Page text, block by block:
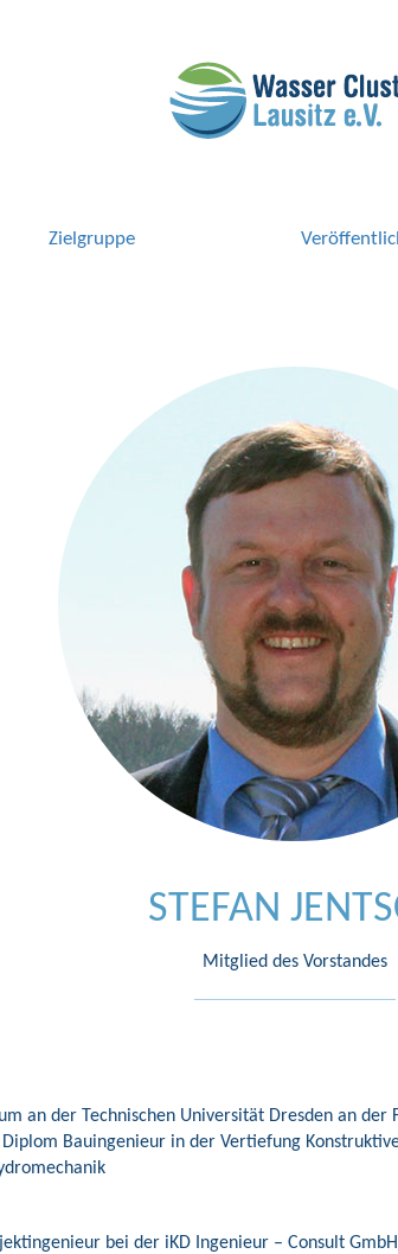
Zielgruppe
STEFAN
Mitglied des Vorstandes
an der Technischen Universität Dresden an der
Diplom Bauingenieur in der Vertiefung
bei der iKD Ingenieur – Consult GmbH